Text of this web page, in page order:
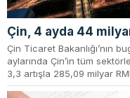
Çin, 4 ayda 44
Çin Ticaret Bakanlığı’nın
aylarında Çin’in tüm
3,3 artışla 285,09 milyar